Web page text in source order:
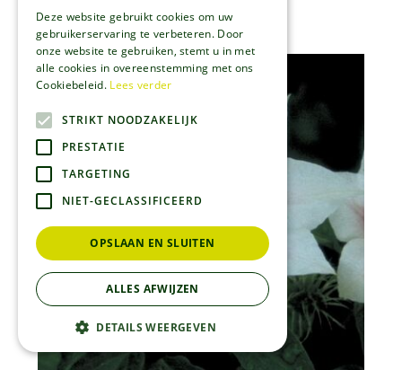
Clematis flammula
Deze website gebruikt cookies om uw
gebruikerservaring te verbeteren. Door
onze website te gebruiken, stemt u in met
alle cookies in overeenstemming met ons
Cookiebeleid. Lees verder
STRIKT NOODZAKELIJK
PRESTATIE
TARGETING
NIET-GECLASSIFICEERD
OPSLAAN EN SLUITEN
ALLES AFWIJZEN
DETAILS WEERGEVEN